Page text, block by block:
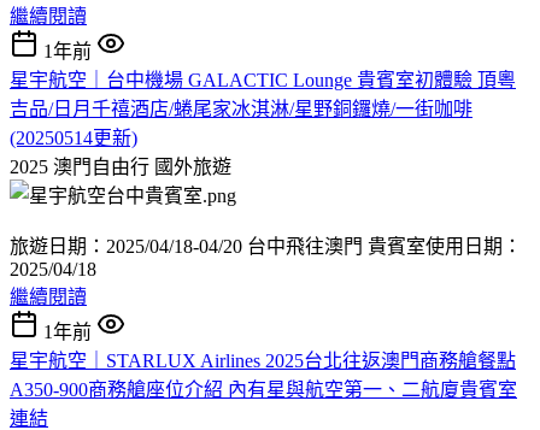
繼續閱讀
1年前
星宇航空｜台中機場 GALACTIC Lounge 貴賓室初體驗 頂粵
吉品/日月千禧酒店/蜷尾家冰淇淋/星野銅鑼燒/一街咖啡
(20250514更新)
2025 澳門自由行 國外旅遊
旅遊日期：2025/04/18-04/20 台中飛往澳門 貴賓室使用日期：
2025/04/18
繼續閱讀
1年前
星宇航空｜STARLUX Airlines 2025台北往返澳門商務艙餐點
A350-900商務艙座位介紹 內有星與航空第一、二航廈貴賓室
連結